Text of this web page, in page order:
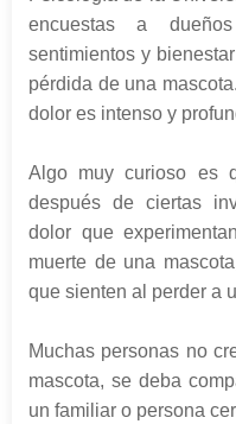
encuestas a
sentimientos y
pérdida de una
dolor es intenso y
Algo muy curioso es
después de ciertas
dolor que
muerte de una
que sienten al perder a
Muchas personas no
mascota, se deba
un familiar o persona